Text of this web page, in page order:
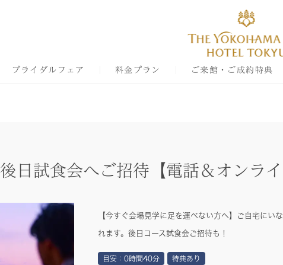
ブライダルフェア 料金プラン ご来館・ご成約特典
後日試食会へご招待【電話＆オンラ
【今すぐ会場見学に足を運べない方へ】ご自宅にい
れます。後日コース試食会ご招待も！
目安：0時間40分 特典あり